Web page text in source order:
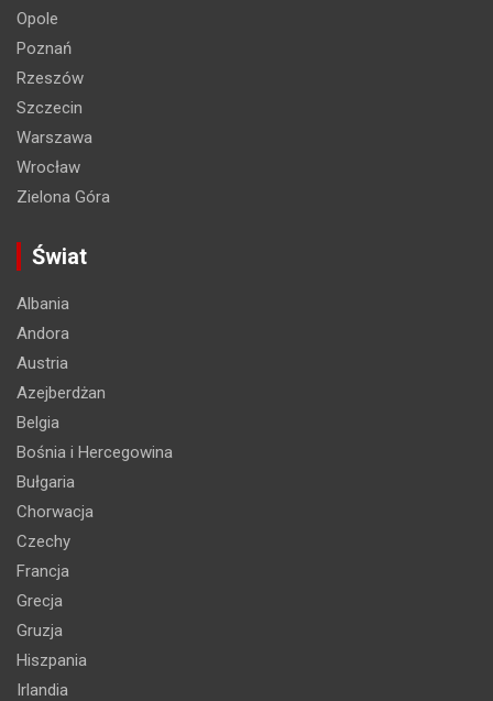
Opole
Poznań
Rzeszów
Szczecin
Warszawa
Wrocław
Zielona Góra
Świat
Albania
Andora
Austria
Azejberdżan
Belgia
Bośnia i Hercegowina
Bułgaria
Chorwacja
Czechy
Francja
Grecja
Gruzja
Hiszpania
Irlandia